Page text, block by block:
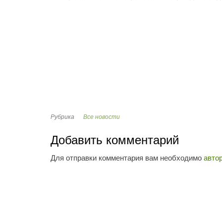
Рубрика Все новости
Добавить комментарий
Для отправки комментария вам необходимо